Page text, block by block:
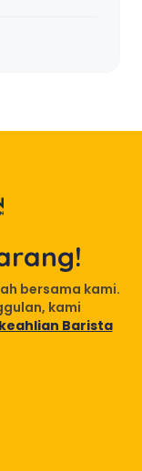
bersama kami.
kami
keahlian Barista